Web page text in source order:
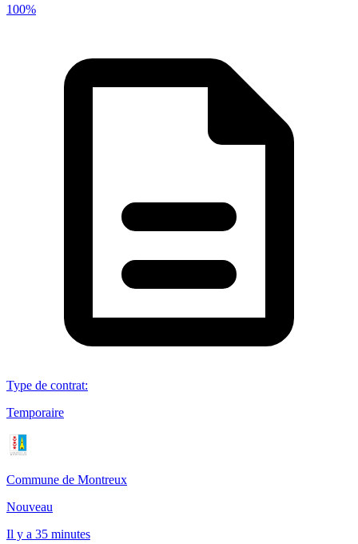
100%
Type de contrat:
Temporaire
Commune de Montreux
Nouveau
Il y a 35 minutes